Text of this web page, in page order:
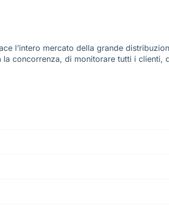
l’intero mercato della grande
concorrenza, di monitorare tutti i clienti,